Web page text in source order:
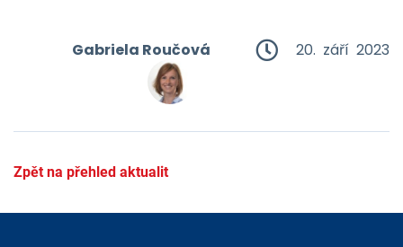
20. září 2023
Gabriela Roučová
Zpět na přehled aktualit